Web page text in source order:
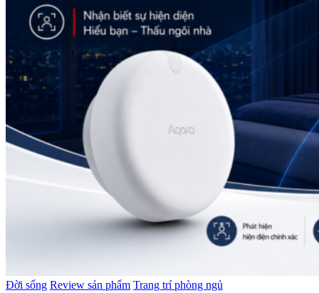
Đời sống Review sản phẩm Trang trí phòng ngủ